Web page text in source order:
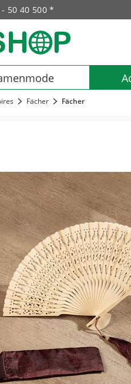
- 50 40 500 *
Fächer Fächer